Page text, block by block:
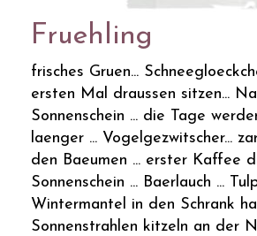
Fruehling
frisches Gruen...
ersten Mal draussen sitzen...
Sonnenschein ... die Tage
laenger ... Vogelgezwitscher...
den Baeumen ... erster Kaffee
Sonnenschein ... Baerlauch ...
Wintermantel in den Schrank
Sonnenstrahlen kitzeln an der